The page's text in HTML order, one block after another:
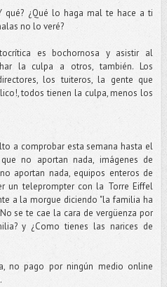
qué? ¿Qué lo haga mal te hace a ti
no lo veré?
es bochornosa y asistir al
la culpa a otros, también. Los
los tuiteros, la gente que
todos tienen la culpa, menos los
a comprobar esta semana hasta el
no aportan nada, imágenes de
aportan nada, equipos enteros de
un teleprompter con la Torre Eiffel
a la morgue diciendo "la familia ha
se te cae la cara de vergüenza por
y ¿Como tienes las narices de
no pago por ningún medio online